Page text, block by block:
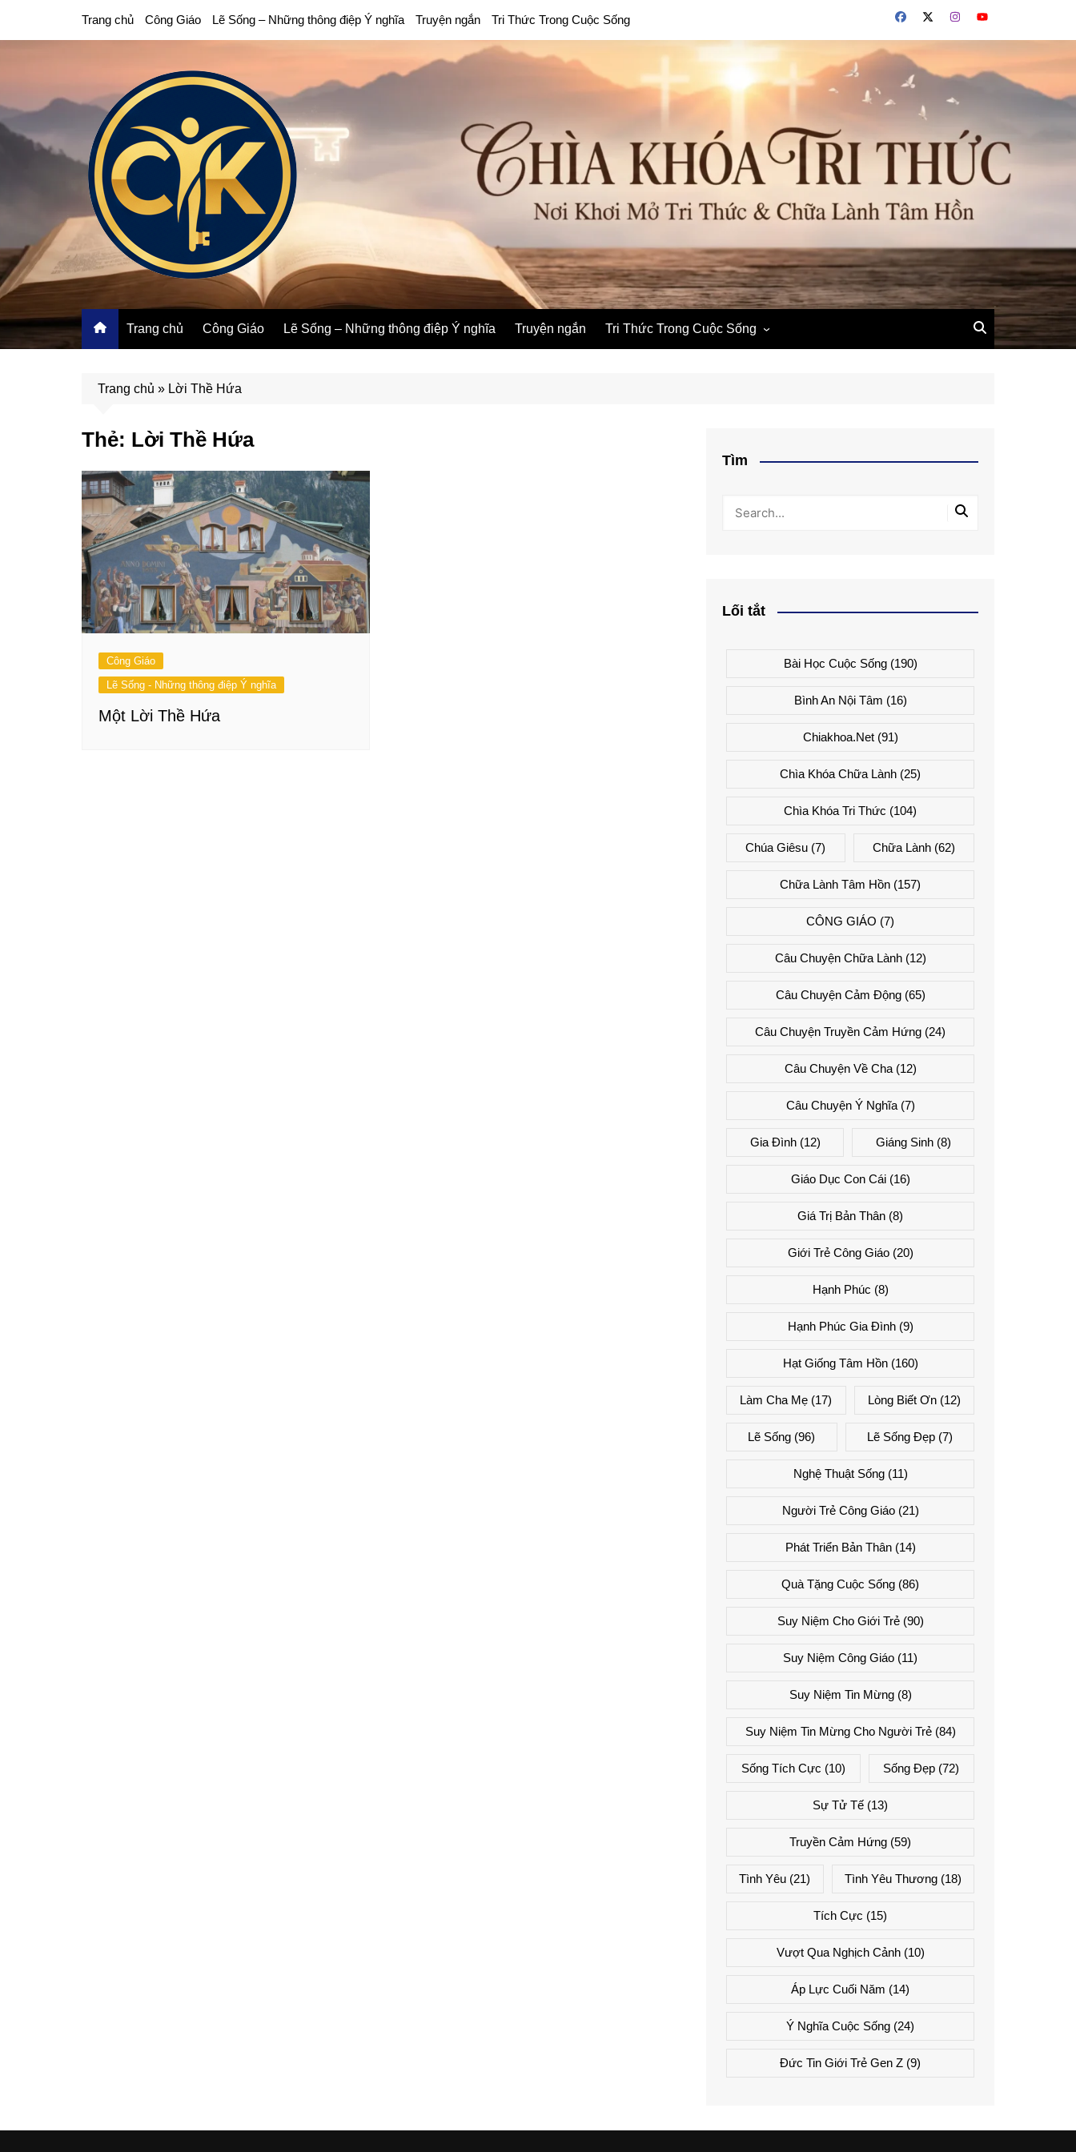
Trang chủ Công Giáo Lẽ Sống – Những thông điệp Ý nghĩa Truyện ngắn Tri Thức Trong Cuộc Sống
Trang chủ Công Giáo Lẽ Sống – Những thông điệp Ý nghĩa Truyện ngắn Tri Thức Trong Cuộc Sống
Trang chủ » Lời Thề Hứa
Thẻ: Lời Thề Hứa
Công Giáo
Lẽ Sống - Những thông điệp Ý nghĩa
Một Lời Thề Hứa
Tìm
Lối tắt
Bài Học Cuộc Sống(190)
Bình An Nội Tâm (16)
Chiakhoa.net(91)
Chìa Khóa Chữa Lành (25)
Chìa Khóa Tri Thức (104)
Chúa Giêsu (7) Chữa Lành(62)
Chữa Lành Tâm Hồn (157)
CÔNG GIÁO (7)
Câu Chuyện Chữa Lành(12)
Câu Chuyện Cảm Động(65)
Câu Chuyện Truyền Cảm Hứng (24)
Câu Chuyện Về Cha(12)
Câu Chuyện Ý Nghĩa(7)
Gia Đình(12) Giáng Sinh(8)
Giáo Dục Con Cái(16)
Giá Trị Bản Thân (8)
Giới Trẻ Công Giáo(20)
Hạnh Phúc (8)
Hạnh Phúc Gia Đình(9)
Hạt Giống Tâm Hồn(160)
Làm Cha Mẹ (17) Lòng Biết Ơn(12)
Lẽ Sống (96) Lẽ Sống Đẹp(7)
Nghệ Thuật Sống(11)
Người Trẻ Công Giáo(21)
Phát Triển Bản Thân(14)
Quà Tặng Cuộc Sống (86)
Suy Niệm Cho Giới Trẻ(90)
Suy Niệm Công Giáo (11)
Suy Niệm Tin Mừng(8)
Suy Niệm Tin Mừng Cho Người Trẻ(84)
Sống Tích Cực (10) Sống Đẹp (72)
Sự Tử Tế (13)
Truyền Cảm Hứng (59)
Tình Yêu (21) Tình Yêu Thương(18)
Tích Cực (15)
Vượt Qua Nghịch Cảnh(10)
Áp Lực Cuối Năm (14)
Ý Nghĩa Cuộc Sống (24)
Đức Tin Giới Trẻ Gen Z (9)